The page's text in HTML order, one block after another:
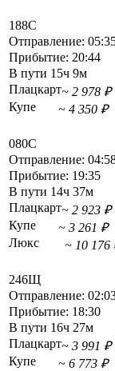
188С
Отправление:
Прибытие: 20:44
В пути 15ч 9м
Плацкарт~ 2 978 ₽
Купе
~ 4 350 ₽
080С
Отправление:
Прибытие: 19:35
В пути 14ч 37м
Плацкарт~ 2 923 ₽
Купе
~ 3 261 ₽
Люкс
~ 10 176
246Щ
Отправление:
Прибытие: 18:30
В пути 16ч 27м
Плацкарт~ 3 991 ₽
Купе
~ 6 773 ₽